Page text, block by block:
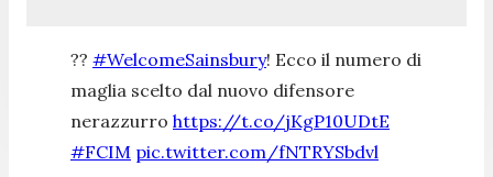
?? #WelcomeSainsbury! Ecco il numero di
maglia scelto dal nuovo difensore
nerazzurro https://t.co/jKgP10UDtE
#FCIM pic.twitter.com/fNTRYSbdvl